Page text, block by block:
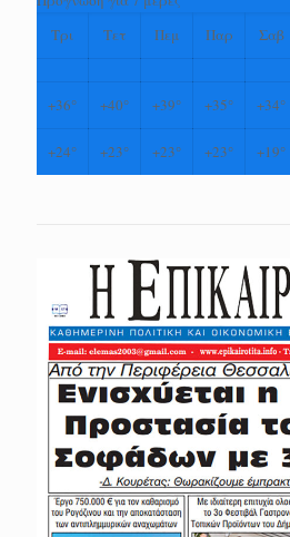
Τρι
Τετ Πεμ Παρ Σαβ
+36° +40° +39° +35° +34°
+24° +23° +23° +23° +19°